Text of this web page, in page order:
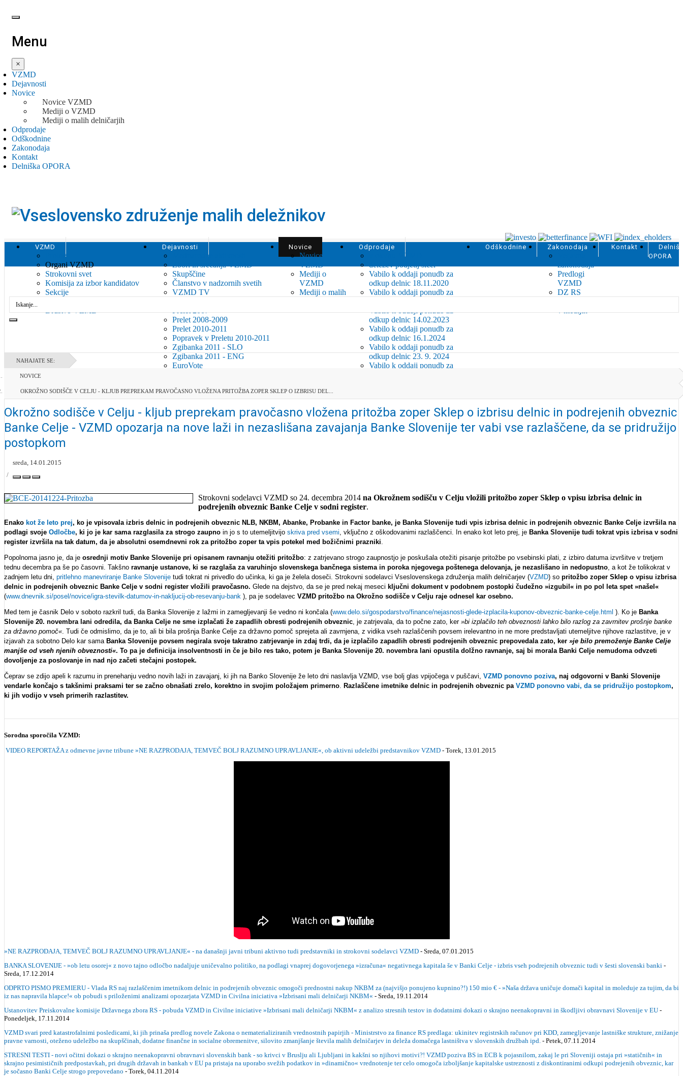
Menu
×
VZMD
Dejavnosti
Novice
Novice VZMD
Mediji o VZMD
Mediji o malih delničarjih
Odprodaje
Odškodnine
Zakonodaja
Kontakt
Delniška OPORA
VZMD
Prolog
Organi VZMD
Strokovni svet
Komisija za izbor kandidatov
Sekcije
Društvo VZMD
Dejavnosti
Mednarodne aktivnosti
Zbori in srečanja VZMD
Skupščine
Članstvo v nadzornih svetih
VZMD TV
Prelet 2007
Prelet 2008-2009
Prelet 2010-2011
Popravek v Preletu 2010-2011
Zgibanka 2011 - SLO
Zgibanka 2011 - ENG
EuroVote
EuroVote spletni portal
investoExpo
Foto/Video
Program
Revija
Novice
Novice
VZMD
Mediji o
VZMD
Mediji o malih
Odprodaje
v okviru VZMD
deležev podjetij sicer
Vabilo k oddaji ponudb za
odkup delnic 18.11.2020
Vabilo k oddaji ponudb za
Vabilo k oddaji ponudb za
odkup delnic 14.02.2023
Vabilo k oddaji ponudb za
odkup delnic 16.1.2024
Vabilo k oddaji ponudb za
odkup delnic 23. 9. 2024
Vabilo k oddaji ponudb za
Odškodnine Zakonodaja
zakonodaja
Predlogi
VZMD
DZ RS
v medijih
Kontakt
OPORA
NAHAJATE SE:
NOVICE
OKROŽNO SODIŠČE V CELJU - KLJUB PREPREKAM PRAVOČASNO VLOŽENA PRITOŽBA ZOPER SKLEP O IZBRISU DEL...
Okrožno sodišče v Celju - kljub preprekam pravočasno vložena pritožba zoper Sklep o izbrisu delnic in podrejenih obveznic
Banke Celje - VZMD opozarja na nove laži in nezaslišana zavajanja Banke Slovenije ter vabi vse razlaščene, da se pridružijo
postopkom
sreda, 14.01.2015
Strokovni sodelavci VZMD so 24. decembra 2014 na Okrožnem sodišču v Celju vložili pritožbo zoper Sklep o vpisu izbrisa delnic in
podrejenih obveznic Banke Celje v sodni register.
Enako kot že leto prej, ko je vpisovala izbris delnic in podrejenih obveznic NLB, NKBM, Abanke, Probanke in Factor banke, je Banka Slovenije tudi vpis izbrisa delnic in podrejenih obveznic Banke Celje izvršila na
podlagi svoje Odločbe, ki jo je kar sama razglasila za strogo zaupno in jo s to utemeljitvijo skriva pred vsemi, vključno z oškodovanimi razlaščenci. In enako kot leto prej, je Banka Slovenije tudi tokrat vpis izbrisa v sodni
register izvršila na tak datum, da je absolutni osemdnevni rok za pritožbo zoper ta vpis potekel med božičnimi prazniki.
Popolnoma jasno je, da je osrednji motiv Banke Slovenije pri opisanem ravnanju otežiti pritožbo: z zatrjevano strogo zaupnostjo je poskušala otežiti pisanje pritožbe po vsebinski plati, z izbiro datuma izvršitve v tretjem
tednu decembra pa še po časovni. Takšno ravnanje ustanove, ki se razglaša za varuhinjo slovenskega bančnega sistema in poroka njegovega poštenega delovanja, je nezaslišano in nedopustno, a kot že tolikokrat v
zadnjem letu dni, pritlehno manevriranje Banke Slovenije tudi tokrat ni privedlo do učinka, ki ga je želela doseči. Strokovni sodelavci Vseslovenskega združenja malih delničarjev (VZMD) so pritožbo zoper Sklep o vpisu izbrisa
delnic in podrejenih obveznic Banke Celje v sodni register vložili pravočasno. Glede na dejstvo, da se je pred nekaj meseci ključni dokument v podobnem postopki čudežno »izgubil« in po pol leta spet »našel«
(www.dnevnik.si/posel/novice/igra-stevilk-datumov-in-nakljucij-ob-resevanju-bank ), pa je sodelavec VZMD pritožbo na Okrožno sodišče v Celju raje odnesel kar osebno.
Med tem je časnik Delo v soboto razkril tudi, da Banka Slovenije z lažmi in zamegljevanji še vedno ni končala (www.delo.si/gospodarstvo/finance/nejasnosti-glede-izplacila-kuponov-obveznic-banke-celje.html ). Ko je Banka
Slovenije 20. novembra lani odredila, da Banka Celje ne sme izplačati že zapadlih obresti podrejenih obveznic, je zatrjevala, da to počne zato, ker »bi izplačilo teh obveznosti lahko bilo razlog za zavrnitev prošnje banke
za državno pomoč«. Tudi če odmislimo, da je to, ali bi bila prošnja Banke Celje za državno pomoč sprejeta ali zavrnjena, z vidika vseh razlaščenih povsem irelevantno in ne more predstavljati utemeljitve njihove razlastitve, je v
izjavah za sobotno Delo kar sama Banka Slovenije povsem negirala svoje takratno zatrjevanje in zdaj trdi, da je izplačilo zapadlih obresti podrejenih obveznic prepovedala zato, ker »je bilo premoženje Banke Celje
manjše od vseh njenih obveznosti«. To pa je definicija insolventnosti in če je bilo res tako, potem je Banka Slovenije 20. novembra lani opustila dolžno ravnanje, saj bi morala Banki Celje nemudoma odvzeti
dovoljenje za poslovanje in nad njo začeti stečajni postopek.
Čeprav se zdijo apeli k razumu in prenehanju vedno novih laži in zavajanj, ki jih na Banko Slovenije že leto dni naslavlja VZMD, vse bolj glas vpijočega v puščavi, VZMD ponovno poziva, naj odgovorni v Banki Slovenije
vendarle končajo s takšnimi praksami ter se začno obnašati zrelo, korektno in svojim položajem primerno. Razlaščene imetnike delnic in podrejenih obveznic pa VZMD ponovno vabi, da se pridružijo postopkom,
ki jih vodijo v vseh primerih razlastitev.
Sorodna sporočila VZMD:
VIDEO REPORTAŽA z odmevne javne tribune »NE RAZPRODAJA, TEMVEČ BOLJ RAZUMNO UPRAVLJANJE«, ob aktivni udeležbi predstavnikov VZMD - Torek, 13.01.2015
»NE RAZPRODAJA, TEMVEČ BOLJ RAZUMNO UPRAVLJANJE« - na današnji javni tribuni aktivno tudi predstavniki in strokovni sodelavci VZMD - Sreda, 07.01.2015
BANKA SLOVENIJE - »ob letu osorej« z novo tajno odločbo nadaljuje uničevalno politiko, na podlagi vnaprej dogovorjenega »izračuna« negativnega kapitala še v Banki Celje - izbris vseh podrejenih obveznic tudi v šesti slovenski banki -
Sreda, 17.12.2014
ODPRTO PISMO PREMIERU - Vlada RS naj razlaščenim imetnikom delnic in podrejenih obveznic omogoči prednostni nakup NKBM za (najvišjo ponujeno kupnino?!) 150 mio € - »Naša država uničuje domači kapital in moleduje za tujim, da bi
iz nas napravila hlapce!« ob pobudi s priloženimi analizami opozarjata VZMD in Civilna iniciativa »Izbrisani mali delničarji NKBM« - Sreda, 19.11.2014
Ustanovitev Preiskovalne komisije Državnega zbora RS - pobuda VZMD in Civilne iniciative »Izbrisani mali delničarji NKBM« z analizo stresnih testov in dodatnimi dokazi o skrajno neenakopravni in škodljivi obravnavi Slovenije v EU -
Ponedeljek, 17.11.2014
VZMD svari pred katastrofalnimi posledicami, ki jih prinaša predlog novele Zakona o nematerializiranih vrednostnih papirjih - Ministrstvo za finance RS predlaga: ukinitev registrskih računov pri KDD, zamegljevanje lastniške strukture, znižanje
pravne varnosti, oteženo udeležbo na skupščinah, dodatne finančne in socialne obremenitve, silovito zmanjšanje števila malih delničarjev in deleža domačega lastništva v slovenskih družbah ipd. - Petek, 07.11.2014
STRESNI TESTI - novi očitni dokazi o skrajno neenakopravni obravnavi slovenskih bank - so krivci v Bruslju ali Ljubljani in kakšni so njihovi motivi?! VZMD poziva BS in ECB k pojasnilom, zakaj le pri Sloveniji ostaja pri »statičnih« in
skrajno pesimističnih predpostavkah, pri drugih državah in bankah v EU pa pristaja na uporabo svežih podatkov in »dinamično« vrednotenje ter celo omogoča izboljšanje kapitalske ustreznosti z diskontiranimi odkupi podrejenih obveznic, kar
je sočasno Banki Celje strogo prepovedano - Torek, 04.11.2014